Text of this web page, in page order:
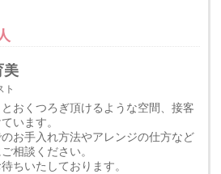
美
ト
おくつろぎ頂けるような空間、接客
います。
のお手入れ方法やアレンジの仕方など
相談ください。
ちいたしております。